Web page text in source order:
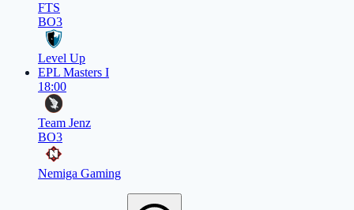
FTS
BO3
Level Up
EPL Masters I
18:00
Team Jenz
BO3
Nemiga Gaming